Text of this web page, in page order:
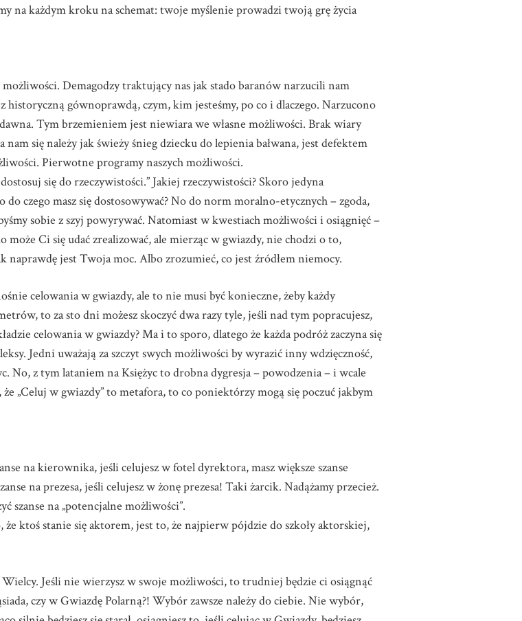
na każdym kroku na schemat: twoje myślenie prowadzi twoją grę życia
Demagodzy traktujący nas jak stado baranów narzucili nam
historyczną gównoprawdą, czym, kim jesteśmy, po co i dlaczego. Narzucono
Tym brzemieniem jest niewiara we własne możliwości. Brak wiary
nam się należy jak świeży śnieg dziecku do lepienia bałwana, jest defektem
Pierwotne programy naszych możliwości.
się do rzeczywistości.” Jakiej rzeczywistości? Skoro jedyna
czego masz się dostosowywać? No do norm moralno-etycznych – zgoda,
sobie z szyj powyrywać. Natomiast w kwestiach możliwości i osiągnięć –
może Ci się udać zrealizować, ale mierząc w gwiazdy, nie chodzi o to,
naprawdę jest Twoja moc. Albo zrozumieć, co jest źródłem niemocy.
celowania w gwiazdy, ale to nie musi być konieczne, żeby każdy
to za sto dni możesz skoczyć dwa razy tyle, jeśli nad tym popracujesz,
celowania w gwiazdy? Ma i to sporo, dlatego że każda podróż zaczyna się
Jedni uważają za szczyt swych możliwości by wyrazić inny wdzięczność,
No, z tym lataniem na Księżyc to drobna dygresja – powodzenia – i wcale
„Celuj w gwiazdy” to metafora, to co poniektórzy mogą się poczuć jakbym
na kierownika, jeśli celujesz w fotel dyrektora, masz większe szanse
na prezesa, jeśli celujesz w żonę prezesa! Taki żarcik. Nadążamy przecież.
szanse na „potencjalne możliwości”.
że ktoś stanie się aktorem, jest to, że najpierw pójdzie do szkoły aktorskiej,
Jeśli nie wierzysz w swoje możliwości, to trudniej będzie ci osiągnąć
czy w Gwiazdę Polarną?! Wybór zawsze należy do ciebie. Nie wybór,